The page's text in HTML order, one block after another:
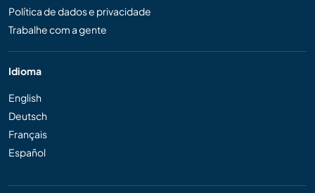
Política de dados e privacidade
Trabalhe com a gente
Idioma
English
Deutsch
Français
Español